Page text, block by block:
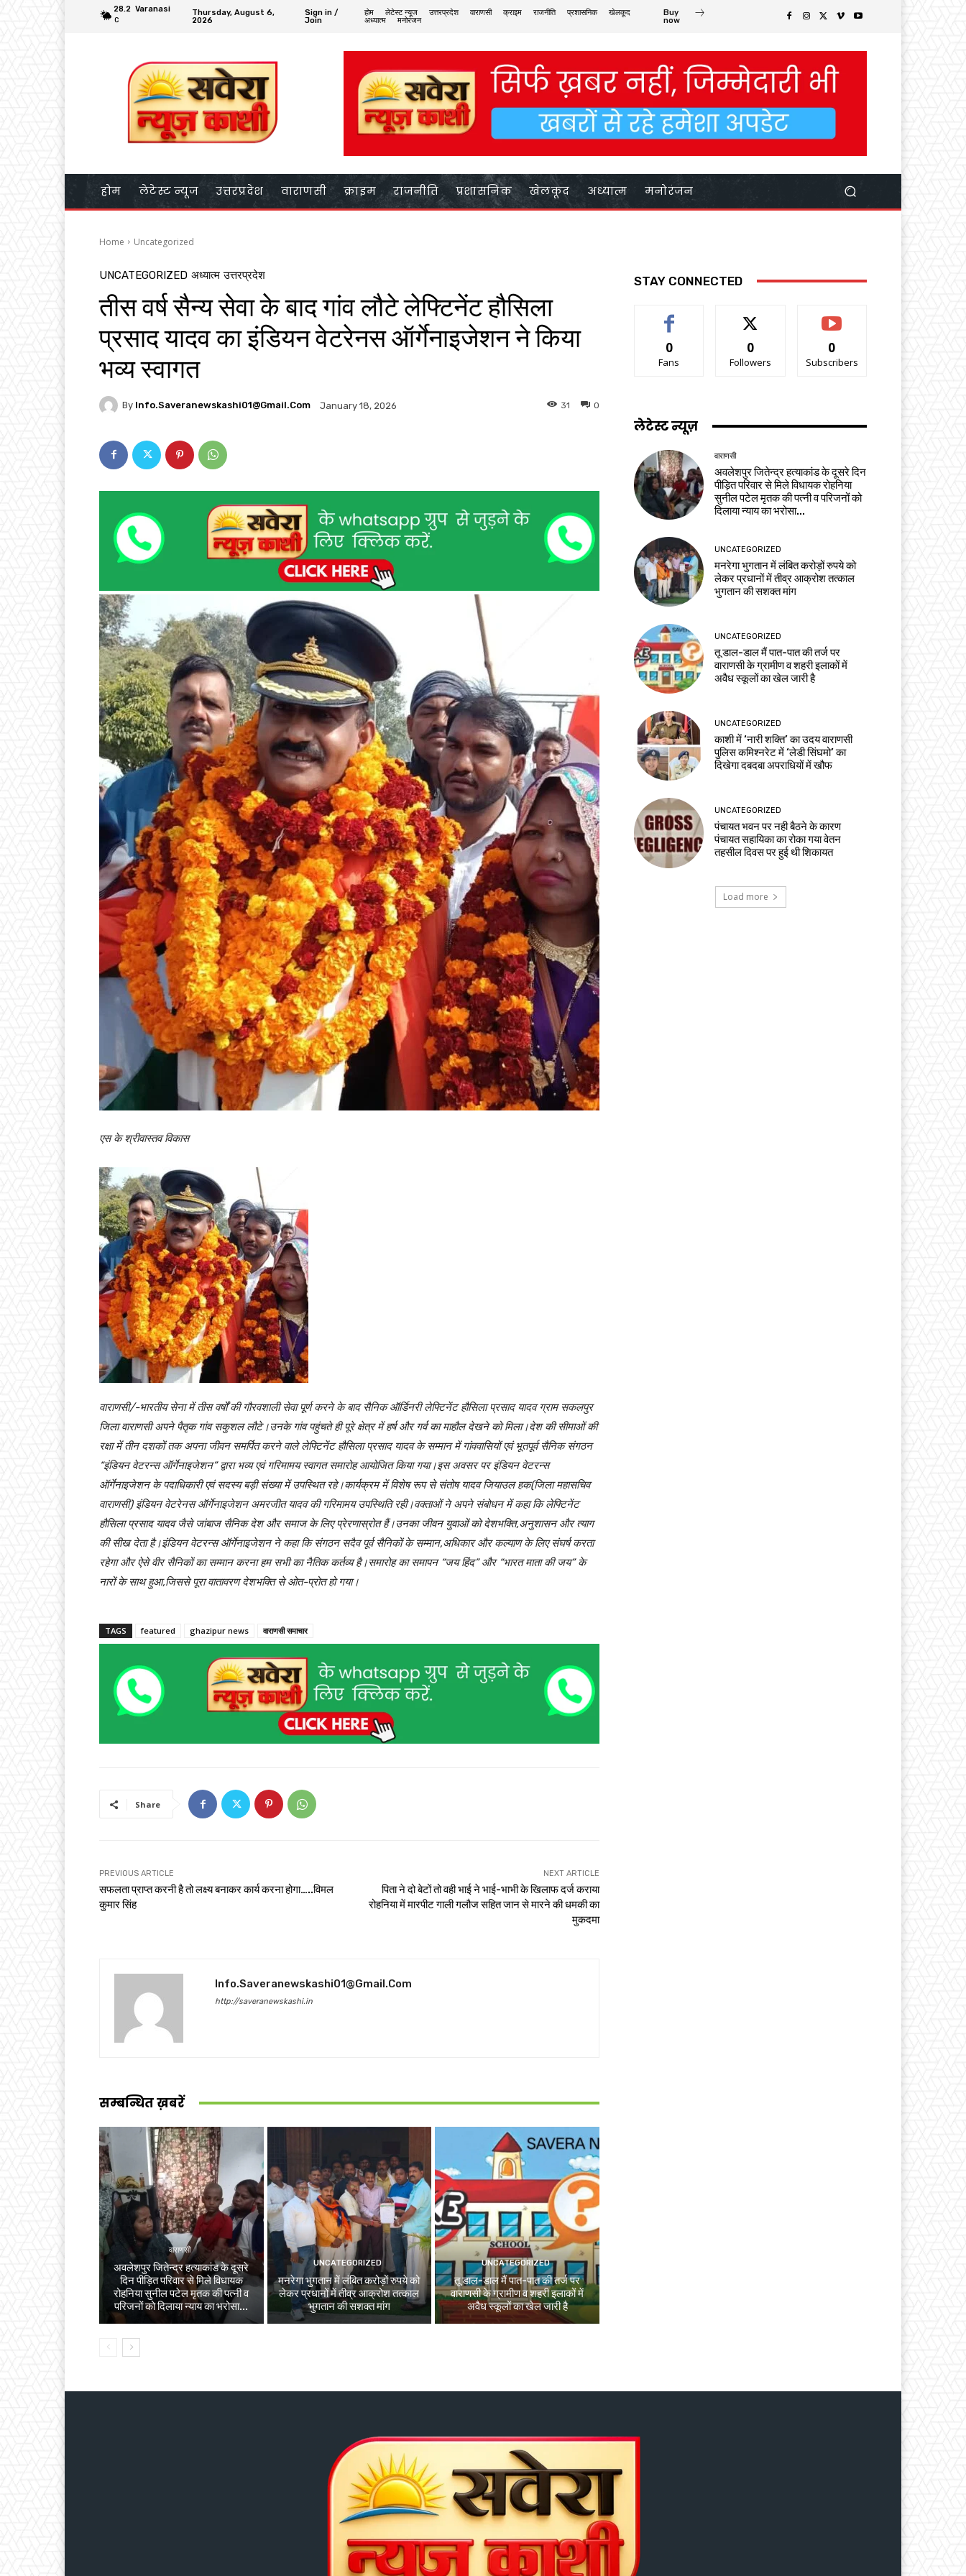
28.2
C
Varanasi
Thursday, August 6,
2026
Sign in /
Join
होम लेटेस्ट न्यूज उत्तरप्रदेश वाराणसी क्राइम राजनीति प्रशासनिक
खेलकूद
अध्यात्म
मनोरंजन
Buy
now
होम लेटेस्ट न्यूज उत्तरप्रदेश वाराणसी क्राइम राजनीति प्रशासनिक खेलकूद अध्यात्म मनोरंजन
Home Uncategorized
UNCATEGORIZED अध्यात्म उत्तरप्रदेश
तीस वर्ष सैन्य सेवा के बाद गांव लौटे लेफ्टिनेंट हौसिला
प्रसाद यादव का इंडियन वेटरेनस ऑर्गेनाइजेशन ने किया
भव्य स्वागत
By Info.saveranewskashi01@gmail.com January 18, 2026 0
31
एस के श्रीवास्तव विकास
वाराणसी/-भारतीय सेना में तीस वर्षों की गौरवशाली सेवा पूर्ण करने के बाद सैनिक ऑर्डिनरी लेफ्टिनेंट हौसिला प्रसाद यादव ग्राम सकलपुर
जिला वाराणसी अपने पैतृक गांव सकुशल लौटे।उनके गांव पहुंचते ही पूरे क्षेत्र में हर्ष और गर्व का माहौल देखने को मिला।देश की सीमाओं की
रक्षा में तीन दशकों तक अपना जीवन समर्पित करने वाले लेफ्टिनेंट हौसिला प्रसाद यादव के सम्मान में गांववासियों एवं भूतपूर्व सैनिक संगठन
“इंडियन वेटरन्स ऑर्गेनाइजेशन” द्वारा भव्य एवं गरिमामय स्वागत समारोह आयोजित किया गया।इस अवसर पर इंडियन वेटरन्स
ऑर्गेनाइजेशन के पदाधिकारी एवं सदस्य बड़ी संख्या में उपस्थित रहे।कार्यक्रम में विशेष रूप से संतोष यादव जियाउल हक(जिला महासचिव
वाराणसी) इंडियन वेटरेनस ऑर्गेनाइजेशन अमरजीत यादव की गरिमामय उपस्थिति रही।वक्ताओं ने अपने संबोधन में कहा कि लेफ्टिनेंट
हौसिला प्रसाद यादव जैसे जांबाज सैनिक देश और समाज के लिए प्रेरणास्रोत हैं।उनका जीवन युवाओं को देशभक्ति,अनुशासन और त्याग
की सीख देता है।इंडियन वेटरन्स ऑर्गेनाइजेशन ने कहा कि संगठन सदैव पूर्व सैनिकों के सम्मान,अधिकार और कल्याण के लिए संघर्ष करता
रहेगा और ऐसे वीर सैनिकों का सम्मान करना हम सभी का नैतिक कर्तव्य है।समारोह का समापन “जय हिंद” और “भारत माता की जय” के
नारों के साथ हुआ,जिससे पूरा वातावरण देशभक्ति से ओत-प्रोत हो गया।
TAGS featured ghazipur news वाराणसी समाचार
Share
PREVIOUS ARTICLE
सफलता प्राप्त करनी है तो लक्ष्य बनाकर कार्य करना होगा…..विमल
कुमार सिंह
NEXT ARTICLE
पिता ने दो बेटों तो वही भाई ने भाई-भाभी के खिलाफ दर्ज कराया
रोहनिया में मारपीट गाली गलौज सहित जान से मारने की धमकी का
मुकदमा
Info.saveranewskashi01@gmail.com
http://saveranewskashi.in
सम्बन्धित ख़बरें
वाराणसी
अवलेशपुर जितेन्द्र हत्याकांड के दूसरे
दिन पीड़ित परिवार से मिले विधायक
रोहनिया सुनील पटेल मृतक की पत्नी व
परिजनों को दिलाया न्याय का भरोसा...
UNCATEGORIZED
मनरेगा भुगतान में लंबित करोड़ों रुपये को
लेकर प्रधानों में तीव्र आक्रोश तत्काल
भुगतान की सशक्त मांग
UNCATEGORIZED
तू डाल-डाल मैं पात-पात की तर्ज पर
वाराणसी के ग्रामीण व शहरी इलाकों में
अवैध स्कूलों का खेल जारी है
STAY CONNECTED
0
Fans
0
Followers
0
Subscribers
लेटेस्ट न्यूज़
वाराणसी
अवलेशपुर जितेन्द्र हत्याकांड के दूसरे दिन
पीड़ित परिवार से मिले विधायक रोहनिया
सुनील पटेल मृतक की पत्नी व परिजनों को
दिलाया न्याय का भरोसा...
UNCATEGORIZED
मनरेगा भुगतान में लंबित करोड़ों रुपये को
लेकर प्रधानों में तीव्र आक्रोश तत्काल
भुगतान की सशक्त मांग
UNCATEGORIZED
तू डाल-डाल मैं पात-पात की तर्ज पर
वाराणसी के ग्रामीण व शहरी इलाकों में
अवैध स्कूलों का खेल जारी है
UNCATEGORIZED
काशी में ‘नारी शक्ति’ का उदय वाराणसी
पुलिस कमिश्नरेट में ‘लेडी सिंघमो’ का
दिखेगा दबदबा अपराधियों में खौफ
UNCATEGORIZED
पंचायत भवन पर नही बैठने के कारण
पंचायत सहायिका का रोका गया वेतन
तहसील दिवस पर हुई थी शिकायत
Load more